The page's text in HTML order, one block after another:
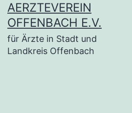
AERZTEVEREIN
OFFENBACH E.V.
für Ärzte in Stadt und
Landkreis Offenbach